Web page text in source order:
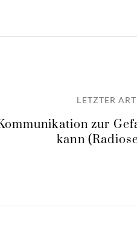
LETZTER
zur
kann